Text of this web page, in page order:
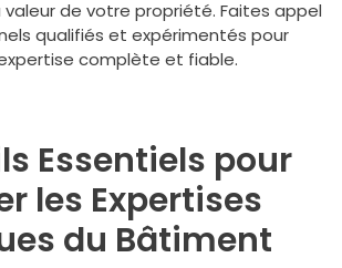
de votre propriété. Faites appel
qualifiés et expérimentés pour
complète et fiable.
Essentiels pour
les Expertises
du Bâtiment